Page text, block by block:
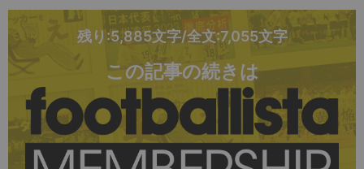
残り:5,885文字/全文:7,055文字
この記事の続きは